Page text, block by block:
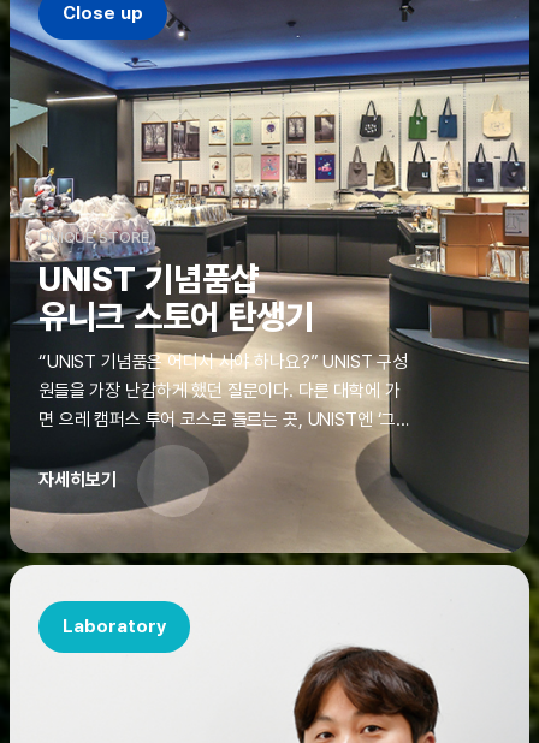
Close up
UNIQUE STORE
UNIST 기념품샵
유니크 스토어 탄생기
“UNIST 기념품은 어디서 사야 하나요?” UNIST 구성
원들을 가장 난감하게 했던 질문이다. 다른 대학에 가
면 으레 캠퍼스 투어 코스로 들르는 곳, UNIST엔 ‘그
것’이 없었다. 학교 탐방을 왔던 고등학생도, 자녀를 방
문하러 온 학부모도 빈손으로 돌려보내야 했던 아쉬움
을 달래줄 공간이 ‘유니크 스토어(UNIQUE
STORE)’라는 이름으로 지난해 11월 문을 열었다.
자세히보기
Laboratory